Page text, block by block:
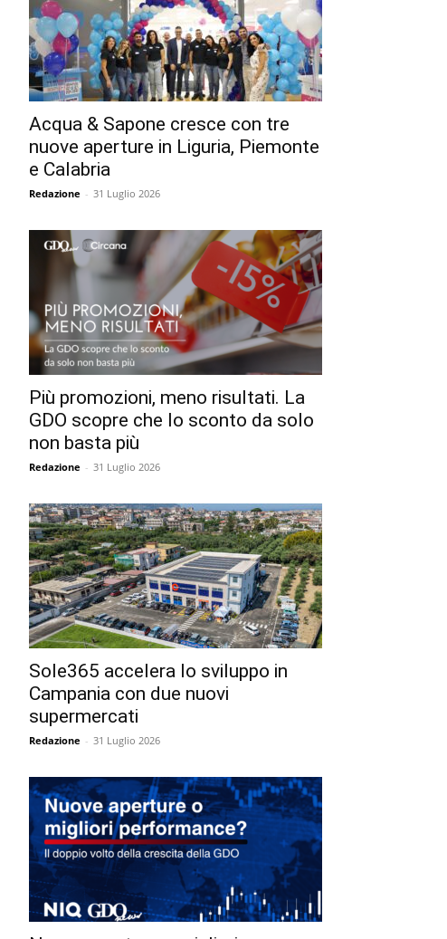
Acqua & Sapone cresce con tre
nuove aperture in Liguria, Piemonte
e Calabria
Redazione - 31 Luglio 2026
Più promozioni, meno risultati. La
GDO scopre che lo sconto da solo
non basta più
Redazione - 31 Luglio 2026
Sole365 accelera lo sviluppo in
Campania con due nuovi
supermercati
Redazione - 31 Luglio 2026